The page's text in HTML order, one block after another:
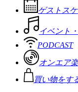
ゲストス
イベント
PODCAST
オンエア
買い物をす